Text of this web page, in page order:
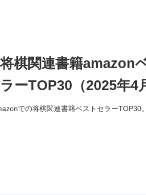
将棋関連書籍amazon
ラーTOP30（2025年4
での将棋関連書籍ベストセラーTOP30。